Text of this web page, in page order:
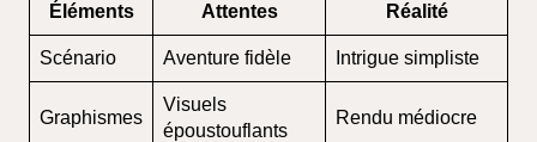
Éléments Attentes Réalité
Scénario Aventure fidèle Intrigue simpliste
Graphismes
Visuels
époustouflants
Rendu médiocre